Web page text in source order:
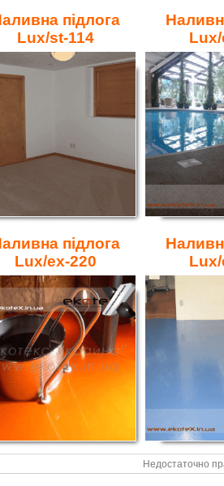
підлога
Lux/st-114
Lux/
підлога
Lux/ex-220
Lux/
Недостаточно